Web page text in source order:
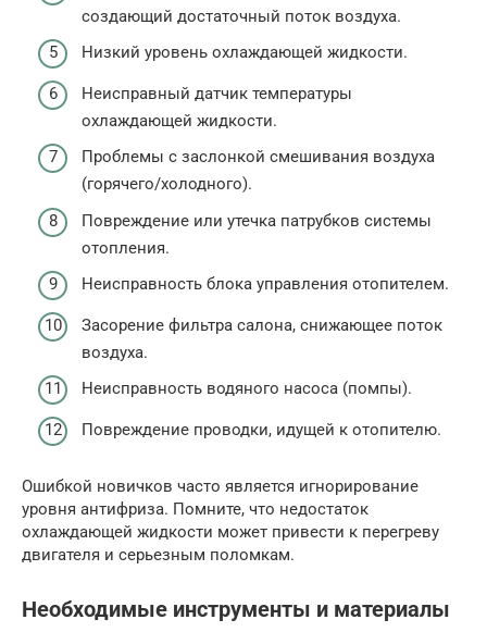
создающий достаточный поток воздуха.
Низкий уровень охлаждающей жидкости.
Неисправный датчик температуры
охлаждающей жидкости.
Проблемы с заслонкой смешивания воздуха
(горячего/холодного).
Повреждение или утечка патрубков системы
отопления.
Неисправность блока управления отопителем.
Засорение фильтра салона, снижающее поток
воздуха.
Неисправность водяного насоса (помпы).
Повреждение проводки, идущей к отопителю.
Ошибкой новичков часто является игнорирование
уровня антифриза. Помните, что недостаток
охлаждающей жидкости может привести к перегреву
двигателя и серьезным поломкам.
Необходимые инструменты и материалы